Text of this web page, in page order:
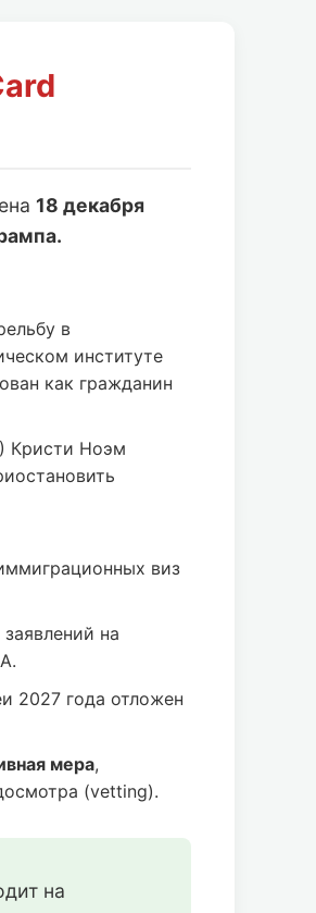
18 декабря
в
институте
как гражданин
Кристи Ноэм
виз
на
2027 года отложен
мера,
(vetting).
на